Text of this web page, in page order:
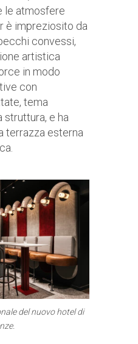
le atmosfere
è impreziosito da
convessi,
artistica
in modo
con
tema
struttura, e ha
terrazza esterna
del nuovo hotel di